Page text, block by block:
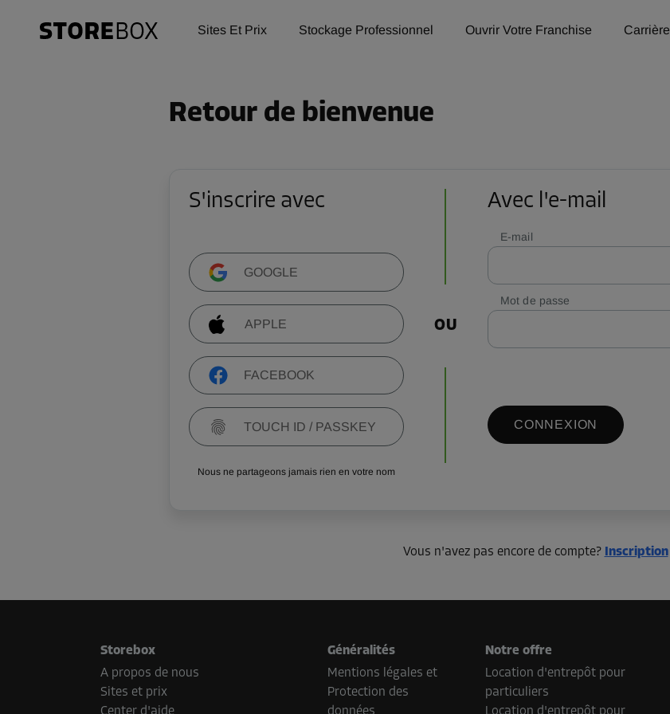
Sites Et Prix Stockage Professionnel Ouvrir Votre Franchise Carrière
Retour de bienvenue
S'inscrire avec
GOOGLE
APPLE
FACEBOOK
TOUCH ID / PASSKEY
Nous ne partageons jamais rien en votre nom
OU
Avec l'e-mail
E-mail
Mot de passe
CONNEXION
Vous n'avez pas encore de compte? Inscription
Storebox
A propos de nous
Sites et prix
Généralités
Mentions légales et
Protection des
Notre offre
Location d'entrepôt pour
particuliers